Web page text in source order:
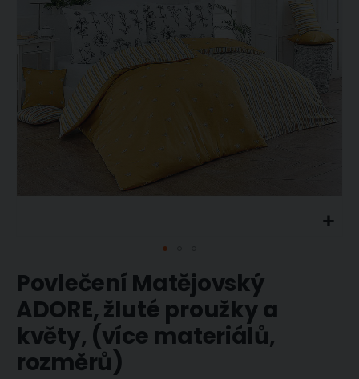
na
začátek
galerie
s
obrázky
Povlečení Matějovský
ADORE, žluté proužky a
květy, (více materiálů,
rozměrů)